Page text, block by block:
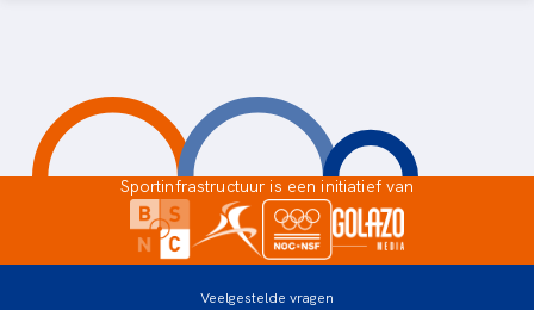
Sportinfrastructuur is een initiatief van
Veelgestelde vragen